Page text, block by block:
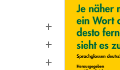
+
+
+